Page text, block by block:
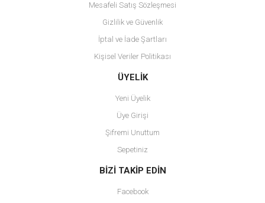
Gönder
Mesafeli Satış Sözleşmesi
Gizlilik ve Güvenlik
İptal ve İade Şartları
Kişisel Veriler Politikası
ÜYELİK
Yeni Üyelik
Üye Girişi
Şifremi Unuttum
Sepetiniz
BİZİ TAKİP EDİN
Facebook